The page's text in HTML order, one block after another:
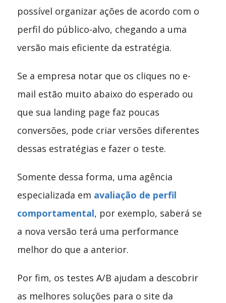
possível organizar ações de acordo com o
perfil do público-alvo, chegando a uma
versão mais eficiente da estratégia.
Se a empresa notar que os cliques no e-
mail estão muito abaixo do esperado ou
que sua landing page faz poucas
conversões, pode criar versões diferentes
dessas estratégias e fazer o teste.
Somente dessa forma, uma agência
especializada em avaliação de perfil
comportamental, por exemplo, saberá se
a nova versão terá uma performance
melhor do que a anterior.
Por fim, os testes A/B ajudam a descobrir
as melhores soluções para o site da